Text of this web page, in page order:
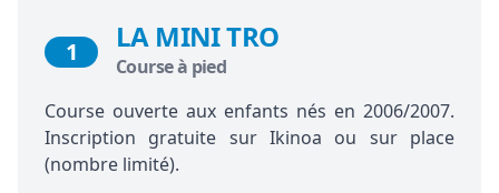
1 LA MINI TRO
Course à pied
Course ouverte aux enfants nés en 2006/2007.
Inscription gratuite sur Ikinoa ou sur place
(nombre limité).